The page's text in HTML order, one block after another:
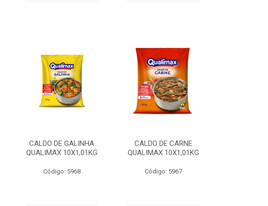
CALDO DE GALINHA
QUALIMAX 10X1,01KG
Código: 5968
CALDO DE CARNE
QUALIMAX 10X1,01KG
Código: 5967